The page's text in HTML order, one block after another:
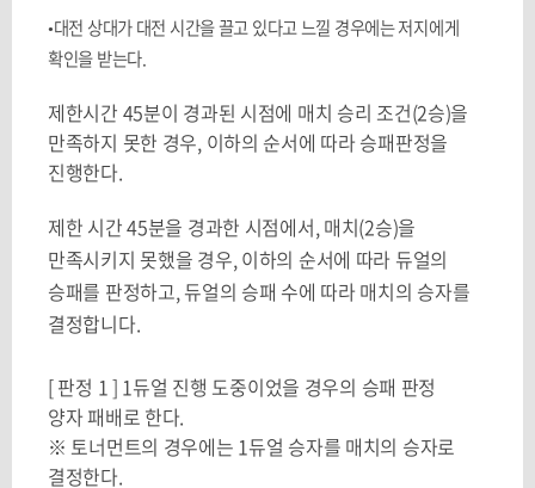
•대전 상대가 대전 시간을 끌고 있다고 느낄 경우에는 저지에게
확인을 받는다.
제한시간 45분이 경과된 시점에 매치 승리 조건(2승)을
만족하지 못한 경우, 이하의 순서에 따라 승패판정을
진행한다.
제한 시간45분을 경과한 시점에서,매치(2승)을
만족시키지 못했을 경우,이하의 순서에 따라 듀얼의
승패를 판정하고,듀얼의 승패 수에 따라 매치의 승자를
결정합니다.
[ 판정 1 ] 1듀얼 진행 도중이었을 경우의 승패 판정
양자 패배로 한다.
※ 토너먼트의 경우에는 1듀얼 승자를 매치의 승자로
결정한다.